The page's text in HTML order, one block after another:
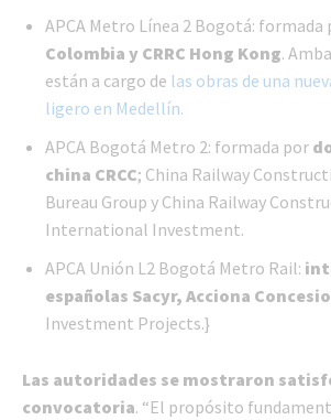
APCA Metro Línea 2 Bogotá: formada
Colombia y CRRC Hong Kong.
están a cargo de las obras de una
ligero en Medellín.
APCA Bogotá Metro 2: formada por
china CRCC; China Railway
Bureau Group y China Railway
International Investment.
APCA Unión L2 Bogotá Metro Rail:
españolas Sacyr, Acciona
Investment Projects.}
Las autoridades se mostraron
convocatoria. “El propósito